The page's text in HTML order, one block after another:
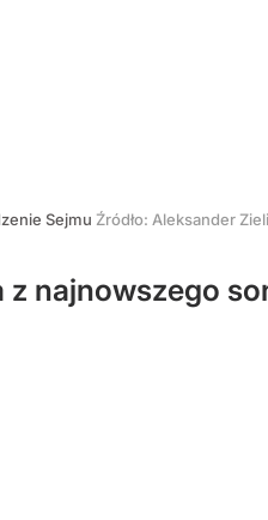
Sejmu Źródło: Aleksander
najnowszego